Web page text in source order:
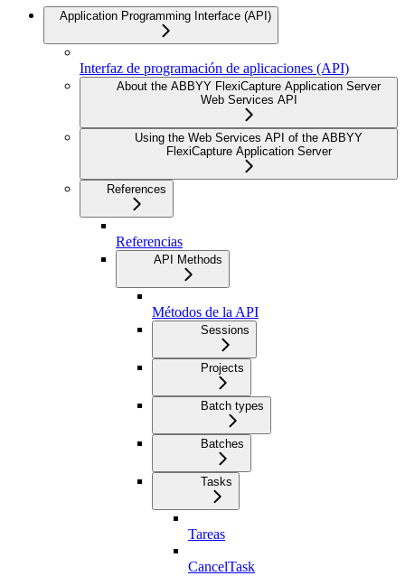
Application Programming Interface (API)
Interfaz de programación de aplicaciones (API)
About the ABBYY FlexiCapture Application Server
Web Services API
Using the Web Services API of the ABBYY
FlexiCapture Application Server
References
Referencias
API Methods
Métodos de la API
Sessions
Projects
Batch types
Batches
Tasks
Tareas
CancelTask